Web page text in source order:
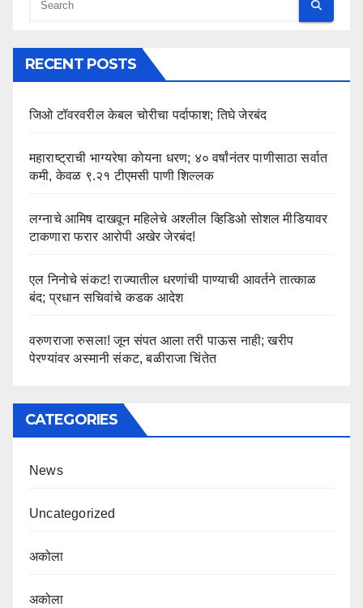
RECENT POSTS
जिओ टॉवरवरील केबल चोरीचा पर्दाफाश; तिघे जेरबंद
महाराष्ट्राची भाग्यरेषा कोयना धरण; ४० वर्षांनंतर पाणीसाठा सर्वात
कमी, केवळ ९.२१ टीएमसी पाणी शिल्लक
लग्नाचे आमिष दाखवून महिलेचे अश्लील व्हिडिओ सोशल मीडियावर
टाकणारा फरार आरोपी अखेर जेरबंद!
एल निनोचे संकट! राज्यातील धरणांची पाण्याची आवर्तने तात्काळ
बंद; प्रधान सचिवांचे कडक आदेश
वरुणराजा रुसला! जून संपत आला तरी पाऊस नाही; खरीप
पेरण्यांवर अस्मानी संकट, बळीराजा चिंतेत
CATEGORIES
News
Uncategorized
अकोला
अकोला